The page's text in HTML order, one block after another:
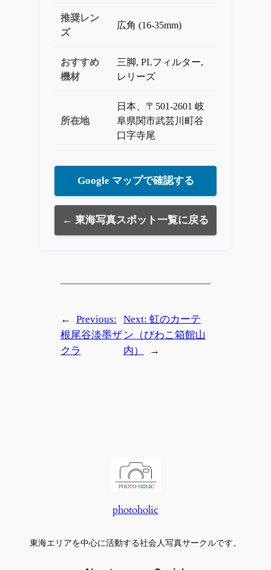
推奨レン
ズ
広角 (16-35mm)
おすすめ
機材
三脚, PLフィルター,
レリーズ
所在地
日本、〒501-2601 岐
阜県関市武芸川町谷
口字寺尾
Google マップで確認する
← 東海写真スポット一覧に戻る
←
Previous:
根尾谷淡墨ザ
クラ
Next: 虹のカーテ
ン（びわこ箱館山
内）
→
photoholic
東海エリアを中心に活動する社会人写真サークルです。